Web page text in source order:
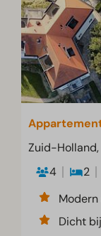
Zuid-
4
2
Dicht